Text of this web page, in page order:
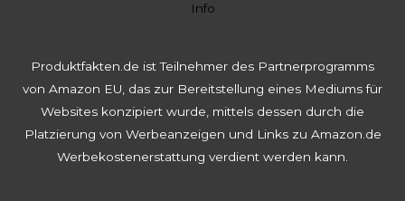
Info
Produktfakten.de ist Teilnehmer des Partnerprogramms
von Amazon EU, das zur Bereitstellung eines Mediums für
Websites konzipiert wurde, mittels dessen durch die
Platzierung von Werbeanzeigen und Links zu Amazon.de
Werbekostenerstattung verdient werden kann.